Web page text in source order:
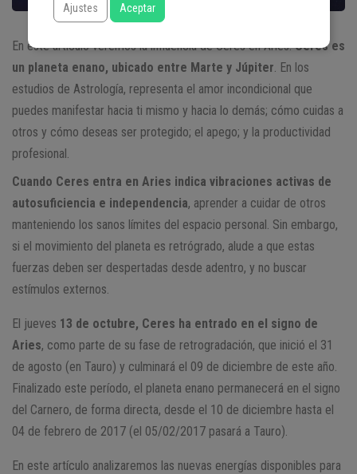
En este artículo veremos la influencia de Ceres en Aries.Ceres es
un planeta enano, ubicado entre Marte y Júpiter . En los
estudios de Astrología, representa el amor incondicional que
puedes manifestar hacia ti mismo y hacia lo demás; cómo cuidas a
otros y cómo deseas ser protegido; el apego; y la productividad
profesional.
Cuando Ceres entra en Aries indica vibraciones activas de
autosuficiencia e independencia, aprender a cuidar de otros
manteniendo los sanos límites del espacio personal. Sin embargo,
si el movimiento del planeta es retrógrado, alude a que estas
fuerzas deben ser despertadas desde adentro, y no buscar
estímulos externos.
El jueves 13 de octubre, Ceres ha entrado en el signo de
Aries, como parte de su fase de retrogradación, que inició el 31
de agosto (en Tauro) y culminará el 09 de diciembre de este año.
Finalizado este período, el planeta enano permanecerá en el signo
del Carnero, de forma directa, desde el 10 de diciembre hasta el
04 de febrero de 2017 (el 05/02/2017 pasará a Tauro).
En este artículo analizaremos las nuevas energías disponibles para
Ajustes Aceptar